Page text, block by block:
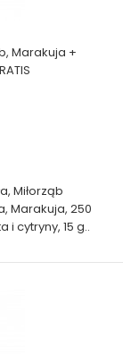
Marakuja +
Miłorząb
Marakuja, 250
i cytryny, 15 g..